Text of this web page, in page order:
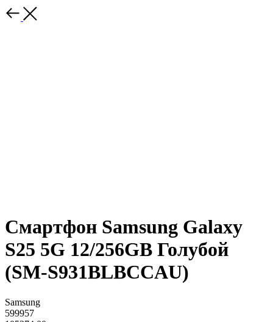
Смартфон Samsung Galaxy
S25 5G 12/256GB Голубой
(SM-S931BLBCCAU)
Samsung
599957